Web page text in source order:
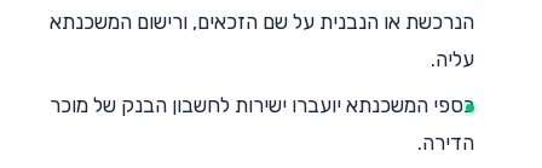
הנרכשת או הנבנית על שם הזכאים, ורישום המשכנתא
עליה.
כספי המשכנתא יועברו ישירות לחשבון הבנק של מוכר
הדירה.